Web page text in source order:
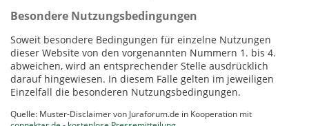
Besondere Nutzungsbedingungen
Soweit besondere Bedingungen für einzelne Nutzungen
dieser Website von den vorgenannten Nummern 1. bis 4.
abweichen, wird an entsprechender Stelle ausdrücklich
darauf hingewiesen. In diesem Falle gelten im jeweiligen
Einzelfall die besonderen Nutzungsbedingungen.
Quelle: Muster-Disclaimer von Juraforum.de in Kooperation mit